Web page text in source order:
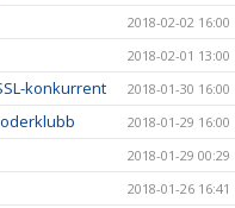
2018-02-02 16:00
2018-02-01 13:00
konkurrent 2018-01-30 16:00
2018-01-29 16:00
2018-01-29 00:29
2018-01-26 16:41